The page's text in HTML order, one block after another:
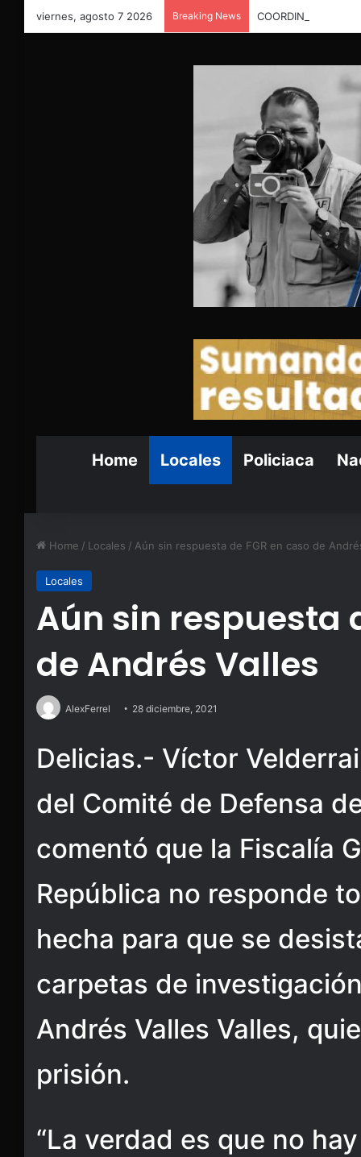
viernes, agosto 7 2026 Breaking News
Home Locales Policiaca
Home / Locales / Aún sin respuesta de FGR en caso de
Locales
Aún sin respuesta
de Andrés Valles
AlexFerrel 28 diciembre, 2021
Delicias.- Víctor
del Comité de Defensa
comentó que la Fiscalía
República no responde
hecha para que se
carpetas de
Andrés Valles Valles,
prisión.
“La verdad es que no